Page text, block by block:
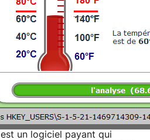
est un logiciel payant qui